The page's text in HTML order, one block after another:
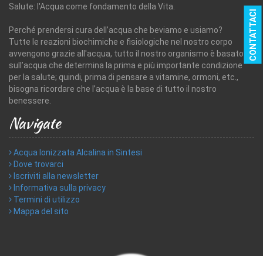
Salute: l'Acqua come fondamento della Vita.
Perché prendersi cura dell’acqua che beviamo e usiamo?
Tutte le reazioni biochimiche e fisiologiche nel nostro corpo
avvengono grazie all'acqua, tutto il nostro organismo è basato
sull’acqua che determina la prima e più importante condizione
per la salute; quindi, prima di pensare a vitamine, ormoni, etc.,
bisogna ricordare che l’acqua è la base di tutto il nostro
benessere.
Navigate
Acqua Ionizzata Alcalina in Sintesi
Dove trovarci
Iscriviti alla newsletter
Informativa sulla privacy
Termini di utilizzo
Mappa del sito
CONTATTACI